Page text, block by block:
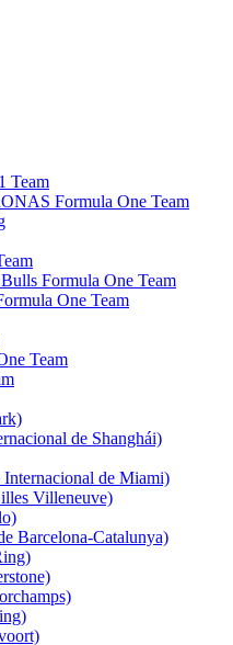
Team
Formula One Team
Formula One Team
One Team
Team
de Shanghái)
de Miami)
Villeneuve)
Barcelona-Catalunya)